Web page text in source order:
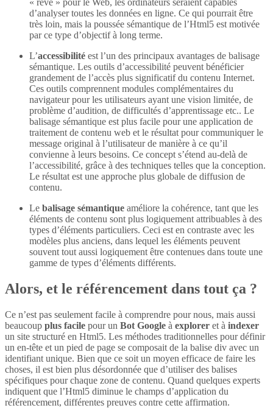
d’analyser toutes les données en ligne. Ce qui pourrait être
très loin, mais la poussée sémantique de l’Html5 est motivée
par ce type d’objectif à long terme.
L’accessibilité est l’un des principaux avantages de balisage
sémantique. Les outils d’accessibilité peuvent bénéficier
grandement de l’accès plus significatif du contenu Internet.
Ces outils comprennent modules complémentaires du
navigateur pour les utilisateurs ayant une vision limitée, de
problème d’audition, de difficultés d’apprentissage etc.. Le
balisage sémantique est plus facile pour une application de
traitement de contenu web et le résultat pour communiquer le
message original à l’utilisateur de manière à ce qu’il
convienne à leurs besoins. Ce concept s’étend au-delà de
l’accessibilité, grâce à des techniques telles que la conception.
Le résultat est une approche plus globale de diffusion de
contenu.
Le balisage sémantique améliore la cohérence, tant que les
éléments de contenu sont plus logiquement attribuables à des
types d’éléments particuliers. Ceci est en contraste avec les
modèles plus anciens, dans lequel les éléments peuvent
souvent tout aussi logiquement être contenues dans toute une
gamme de types d’éléments différents.
Alors, et le référencement dans tout ça ?
Ce n’est pas seulement facile à comprendre pour nous, mais aussi
beaucoup plus facile pour un Bot Google à explorer et à indexer
un site structuré en Html5. Les méthodes traditionnelles pour définir
un en-tête et un pied de page se composait de la balise div avec un
identifiant unique. Bien que ce soit un moyen efficace de faire les
choses, il est bien plus désordonnée que d’utiliser des balises
spécifiques pour chaque zone de contenu. Quand quelques experts
indiquent que l’Html5 diminue le champs d’application du
référencement, différentes preuves contre cette affirmation.